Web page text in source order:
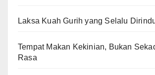
Laksa Kuah Gurih yang Selalu
Tempat Makan Kekinian, Bukan
Rasa